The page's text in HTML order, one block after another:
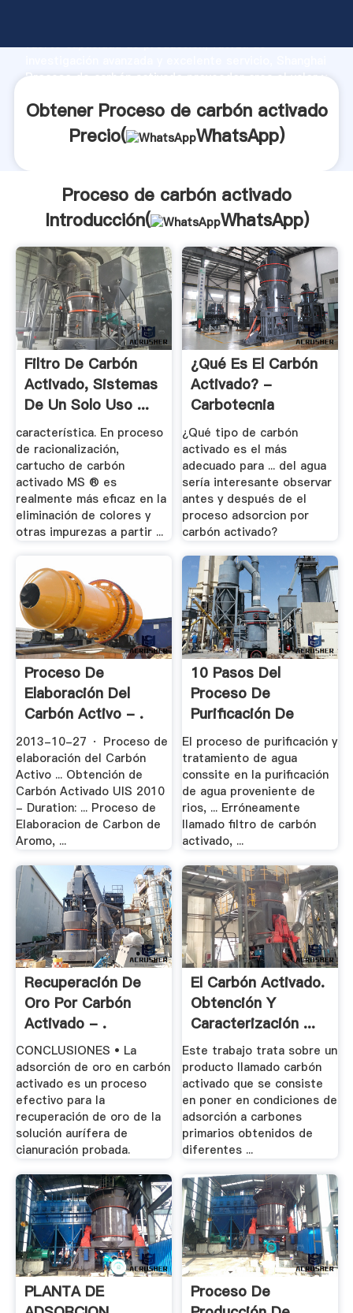
fuerte capacidad de producción, fuerza de
Proceso de carbón activado proveedor crea el valor y
Obtener Proceso de carbón activado
Precio(
WhatsApp)
Proceso de carbón activado
Introducción(
WhatsApp)
Filtro De Carbón
Activado, Sistemas
De Un Solo Uso ...
característica. En proceso
de racionalización,
cartucho de carbón
activado MS ® es
realmente más eficaz en la
eliminación de colores y
otras impurezas a partir ...
¿Qué Es El Carbón
Activado? -
Carbotecnia
¿Qué tipo de carbón
activado es el más
adecuado para ... del agua
sería interesante observar
antes y después de el
proceso adsorcion por
carbón activado?
Proceso De
Elaboración Del
Carbón Activo - .
2013-10-27 · Proceso de
elaboración del Carbón
Activo ... Obtención de
Carbón Activado UIS 2010
- Duration: ... Proceso de
Elaboracion de Carbon de
Aromo, ...
10 Pasos Del
Proceso De
Purificación De
Agua .
El proceso de purificación y
tratamiento de agua
conssite en la purificación
de agua proveniente de
rios, ... Erróneamente
llamado filtro de carbón
activado, ...
Recuperación De
Oro Por Carbón
Activado - .
CONCLUSIONES • La
adsorción de oro en carbón
activado es un proceso
efectivo para la
recuperación de oro de la
solución aurífera de
cianuración probada.
El Carbón Activado.
Obtención Y
Caracterización ...
Este trabajo trata sobre un
producto llamado carbón
activado que se consiste
en poner en condiciones de
adsorción a carbones
primarios obtenidos de
diferentes ...
PLANTA DE
Proceso De